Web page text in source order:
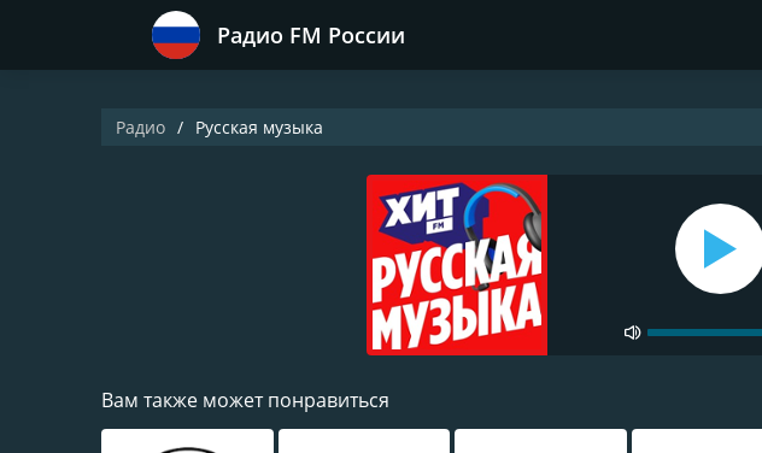
Радио FM России
Радио Русская музыка
Вам также может понравиться